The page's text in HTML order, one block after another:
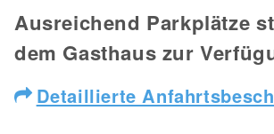
Ausreichend Parkplätze
dem Gasthaus zur
Detaillierte